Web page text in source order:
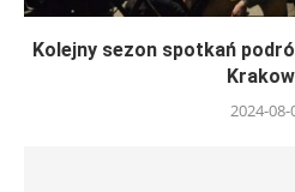
Kolejny sezon spotkań
2024-08-